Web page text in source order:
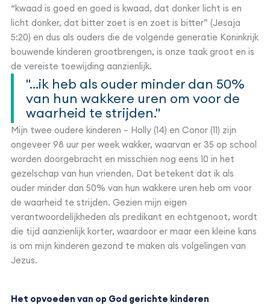
“kwaad is goed en goed is kwaad, dat donker licht is en
licht donker, dat bitter zoet is en zoet is bitter” (Jesaja
5:20) en dus als ouders die de volgende generatie Koninkrijk
bouwende kinderen grootbrengen, is onze taak groot en is
de vereiste toewijding aanzienlijk.
"...ik heb als ouder minder dan 50%
van hun wakkere uren om voor de
waarheid te strijden."
Mijn twee oudere kinderen – Holly (14) en Conor (11) zijn
ongeveer 98 uur per week wakker, waarvan er 35 op school
worden doorgebracht en misschien nog eens 10 in het
gezelschap van hun vrienden. Dat betekent dat ik als
ouder minder dan 50% van hun wakkere uren heb om voor
de waarheid te strijden. Gezien mijn eigen
verantwoordelijkheden als predikant en echtgenoot, wordt
die tijd aanzienlijk korter, waardoor er maar een kleine kans
is om mijn kinderen gezond te maken als volgelingen van
Jezus.
Het opvoeden van op God gerichte kinderen